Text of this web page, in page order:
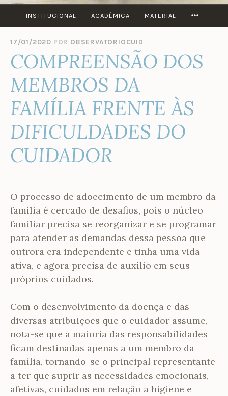
INSTITUCIONAL ACADÊMICA MATERIAL
17/01/2020 POR OBSERVATORIOCUID
COMPREENSÃO DOS
MEMBROS DA
FAMÍLIA FRENTE ÀS
DIFICULDADES DO
CUIDADOR
O processo de adoecimento de um membro da
família é cercado de desafios, pois o núcleo
familiar precisa se reorganizar e se programar
para atender as demandas dessa pessoa que
outrora era independente e tinha uma vida
ativa, e agora precisa de auxílio em seus
próprios cuidados.
Com o desenvolvimento da doença e das
diversas atribuições que o cuidador assume,
nota-se que a maioria das responsabilidades
ficam destinadas apenas a um membro da
família, tornando-se o principal representante
a ter que suprir as necessidades emocionais,
afetivas, cuidados em relação a higiene e